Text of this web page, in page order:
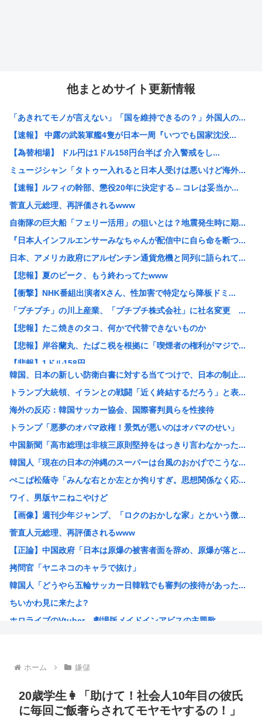
他まとめサイト更新情報
「あきれてモノが言えない」「国を維持できるの？」外国人の...
【速報】 中露の武装軍艦4隻が日本一周『いつでも国家沈没...
【為替相場】 ドル円は1ドル158円台半ば 介入警戒をし...
ミュージシャン「タトゥー入れると日本人受けは悪いけど海外...
【速報】ルフィの幹部、懲役20年に決定する←コレは妥当か...
菅直人元総理、再評価されるwww
自衛隊の巨大船「フェリー活用」の狙いとは？地震発生時に期...
『日本人インフルエンサーみなちゃんが配信中に自ら命を断つ...
日本、アメリカ政府にアルゼンチン通貨危機と同列に語られて...
【悲報】夏のピーク、もう終わってたwww
【衝撃】NHK番組出演者Xさん、性加害で特定なら降板ドミ...
「プチプチ」の川上産業、「プチプチ株式会社」に社名変更 ...
【悲報】たこ焼きのタコ、何かで代替できないものか
【悲報】岸谷蘭丸、たばこ税を根拠に「喫煙者の権利がマジで...
【悲報】1ドル158円
【悲報】夏のピーク、もう終わってた
カズレーザー、車の任意保険を巡り持論「強制しろよ！」「保...
【画像】美人ママ、息子との入浴中の画像が流出した結果・・...
江戸時代から続く「邪馬台国論争」最前線！ 最新研究で見え...
【熊本地震】共産党・寺本けんた「災害募金に関するデマを流...
【討論】オタク「パソコン自作できます」DQN「自分で車や...
みい山の亜月ねねさん、障がい者差別漫画で2億稼いでいた模...
【画像】俺たちの姫、佳子さまのお気に入りのドレスがこちら...
エヌビディア、次期モデルから搭載メモリを半減させると発表...
【自民統一の広報紙】産経新聞 東北での発行休止へ
ヨーロッパが中国製メガソーラーを締め出しｗｗｗ
【NHK激震】職員への性被害を公表…番組出演者Xは事実上...
【アリババ】世界最大級のオープンなAIモデル「Qｗeｎ3...
インドネシア「高速鉄道！」中国「大赤字！」インドネシア「...
韓国、日本の新しい防衛白書に対する当てつけで、日本の制止...
トランプ大統領、イランとの戦闘「近く終結するだろう」と表...
海外の反応：韓国サッカー協会、国際審判員らを性接待
トランプ「悪夢のオバマ政権！景気が悪いのはオバマのせい」
中国新聞「高市総理は非核三原則堅持をはっきり言わなかった...
韓国人「現在の日本の沖縄のスーパーは台風のおかげでこうな...
ぺこぱ松蔭寺「みんな右とか左とか拘りすぎ。思想関係なく応...
ワイ、男版ヤニねこやけど
【画像】週刊少年ジャンプ、「ロクのおかしな家」とかいう微...
菅直人元総理、再評価されるwww
【正論】中国政府「日本は原爆の被害者面を辞め、原爆が落と...
拷問官「ヤニネコのキャラで抜け」
韓国人「どうやら五輪サッカー日韓戦でも審判の接待があった...
ちいかわ見に来たよ?
ホロライブのVtuber、劇場版メイドインアビスの主題歌...
クウラ「…着床したな」 悟空「 」
トランプ「結局のところ(次期大統領選で)私たちはJ.D....
韓国人「悲報：サッカー協会の審判への性接待が事実の場合、...
ホーム 嫌儲
20歳学生👩「助けて！社会人10年目の彼氏
に毎回ご飯奢らされてモヤモヤするの！」